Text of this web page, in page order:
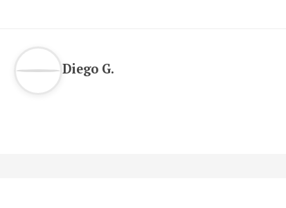
Diego G.